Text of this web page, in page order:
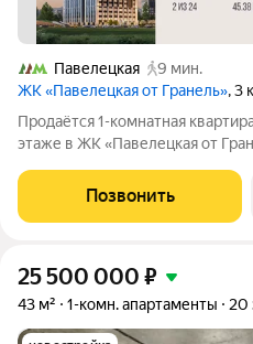
Павелецкая
9 мин.
ЖК «Павелецкая от Гранель», 3
Продаётся 1-комнатная
этаже в ЖК «Павелецкая от
односторонняя, окна во двор.
бизнес-класса в
Позвонить
25 500 000 ₽
43 м² 1-комн. апартаменты 20